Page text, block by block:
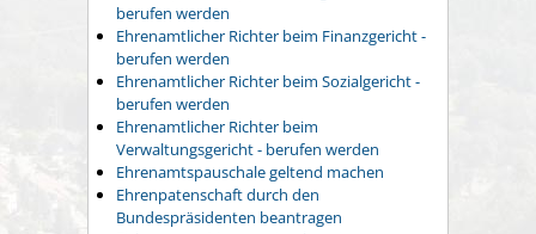
berufen werden
Ehrenamtlicher Richter beim Finanzgericht -
berufen werden
Ehrenamtlicher Richter beim Sozialgericht -
berufen werden
Ehrenamtlicher Richter beim
Verwaltungsgericht - berufen werden
Ehrenamtspauschale geltend machen
Ehrenpatenschaft durch den
Bundespräsidenten beantragen